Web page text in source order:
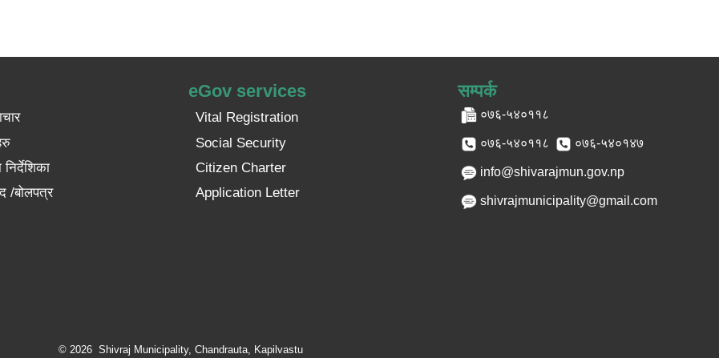
/बोलपत्र
eGov services
Vital Registration
Social Security
Citizen Charter
Application Letter
सम्पर्क
०७६-५४०११८
०७६-५४०११८ ०७६-५४०१४७
info@shivarajmun.gov.np
shivrajmunicipality@gmail.com
© 2026 Shivraj Municipality, Chandrauta, Kapilvastu